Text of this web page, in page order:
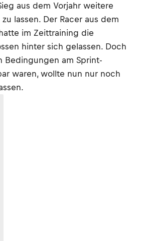
aus dem Vorjahr weitere
lassen. Der Racer aus dem
im Zeittraining die
hinter sich gelassen. Doch
Bedingungen am Sprint-
waren, wollte nun nur noch